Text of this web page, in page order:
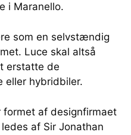
i Maranello.
som en selvstændig
Luce skal altså
erstatte de
eller hybridbiler.
formet af designfirmaet
af Sir Jonathan